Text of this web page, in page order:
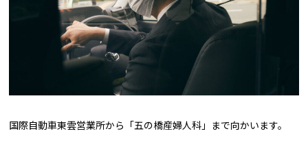
国際自動車東雲営業所から「五の橋産婦人科」まで向かいます。